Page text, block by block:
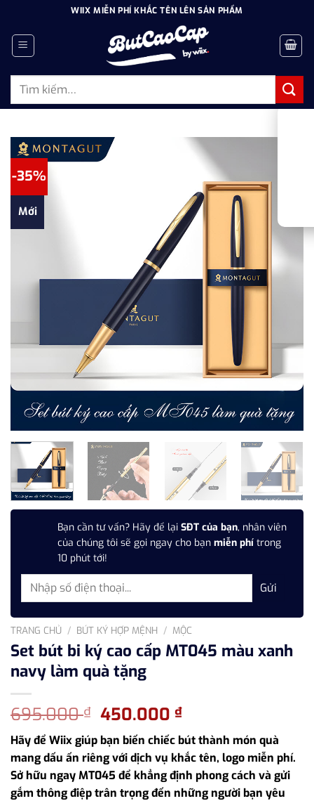
dung
WIIX MIỄN PHÍ KHẮC TÊN LÊN SẢN PHẨM
Tìm
-35%
Mới
Bạn cần tư vấn? Hãy để lại SĐT của bạn, nhân viên
của chúng tôi sẽ gọi ngay cho bạn miễn phí trong
10 phút tới!
TRANG CHỦ / BÚT KÝ HỢP MỆNH / MỘC
Set bút bi ký cao cấp MT045 màu xanh
navy làm quà tặng
695.000₫ Giá
gốc
là:
695.000 ₫.
450.000₫Giá
hiện
tại
là:
450.000 ₫.
Hãy để Wiix giúp bạn biến chiếc bút thành món quà
mang dấu ấn riêng với dịch vụ khắc tên, logo miễn phí.
Sở hữu ngay MT045 để khẳng định phong cách và gửi
gắm thông điệp trân trọng đến những người bạn yêu